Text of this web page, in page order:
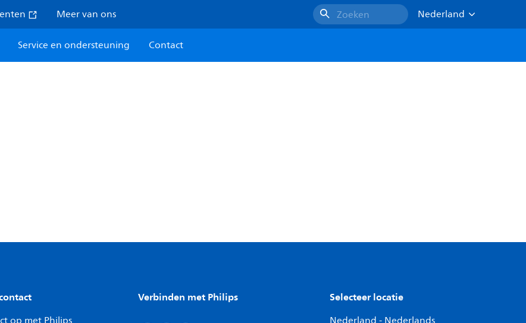
Meer van ons Zoeken
Nederland
Service en ondersteuning Contact
Verbinden met Philips Selecteer locatie